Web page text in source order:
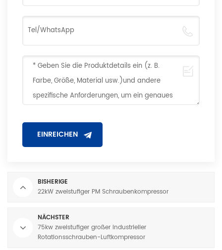
BISHERIGE
22kW zweistufiger PM Schraubenkompressor
NÄCHSTER
75kw zweistufiger großer industrieller
Rotationsschrauben-Luftkompressor